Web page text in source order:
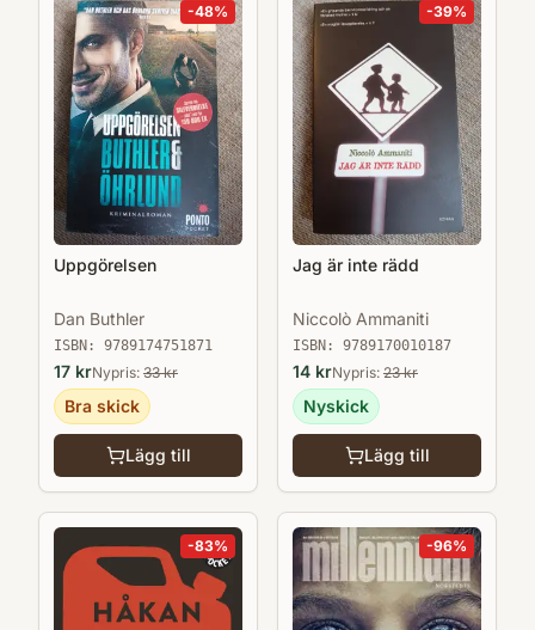
-48%
Uppgörelsen
Dan Buthler
ISBN: 9789174751871
17 krNypris: 33kr
Bra skick
Lägg till
-39%
Jag är inte rädd
Niccolò Ammaniti
ISBN: 9789170010187
14 krNypris: 23kr
Nyskick
Lägg till
-83% -96%